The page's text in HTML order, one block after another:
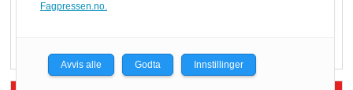
Fagpressen.no.
Avvis alle Godta Innstillinger